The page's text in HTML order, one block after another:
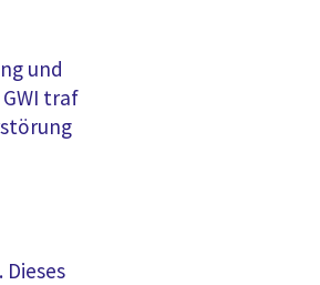
und
traf